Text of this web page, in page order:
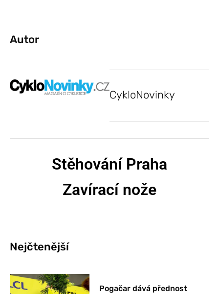
Autor
CykloNovinky
Stěhování Praha
Zavírací nože
Nejčtenější
Pogačar dává přednost